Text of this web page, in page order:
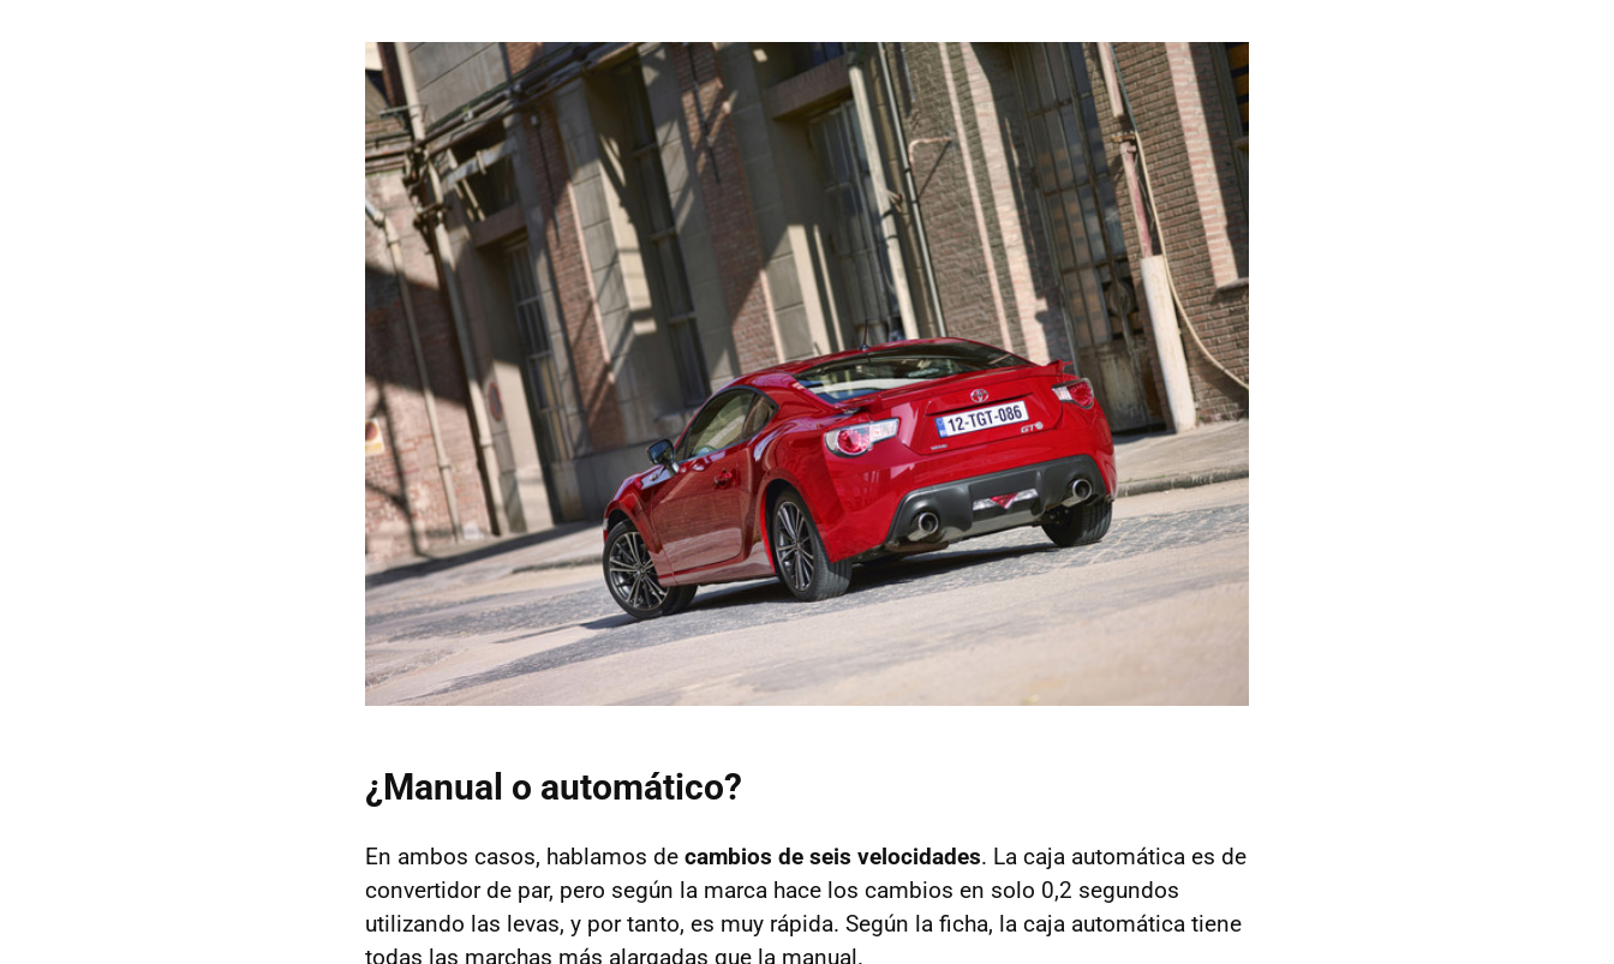
¿Manual o automático?
En ambos casos, hablamos de cambios de seis velocidades. La caja automática es de
convertidor de par, pero según la marca hace los cambios en solo 0,2 segundos
utilizando las levas, y por tanto, es muy rápida. Según la ficha, la caja automática tiene
todas las marchas más alargadas que la manual.